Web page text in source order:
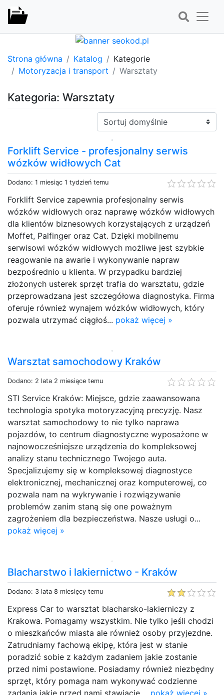
Strona główna Katalog
Kategorie
Motoryzacja i transport
Warsztaty
Kategoria: Warsztaty
Sortuj:
Forklift Service - profesjonalny serwis
wózków widłowych Cat
Dodano: 1 miesiąc 1 tydzień temu
Forklift Service zapewnia profesjonalny serwis
wózków widłowych oraz naprawę wózków widłowych
dla klientów biznesowych korzystających z urządzeń
Moffet, Palfinger oraz Cat. Dzięki mobilnemu
serwisowi wózków widłowych możliwe jest szybkie
reagowanie na awarie i wykonywanie napraw
bezpośrednio u klienta. W przypadku bardziej
złożonych usterek sprzęt trafia do warsztatu, gdzie
przeprowadzana jest szczegółowa diagnostyka. Firma
oferuje również wynajem wózków widłowych, który
pozwala utrzymać ciągłoś... pokaż więcej »
Warsztat samochodowy Kraków
Dodano: 2 lata 2 miesiące temu
STI Service Kraków: Miejsce, gdzie zaawansowana
technologia spotyka motoryzacyjną precyzję. Nasz
warsztat samochodowy to nie tylko naprawa
pojazdów, to centrum diagnostyczne wyposażone w
najnowocześniejsze urządzenia do kompleksowej
analizy stanu technicznego Twojego auta.
Specjalizujemy się w kompleksowej diagnostyce
elektronicznej, mechanicznej oraz komputerowej, co
pozwala nam na wykrywanie i rozwiązywanie
problemów zanim staną się one poważnym
zagrożeniem dla bezpieczeństwa. Nasze usługi o...
pokaż więcej »
Blacharstwo i lakiernictwo - Kraków
Dodano: 3 lata 8 miesięcy temu
Express Car to warsztat blacharsko-lakierniczy z
Krakowa. Pomagamy wszystkim. Nie tylko jeśli chodzi
o mieszkańców miasta ale również osoby przyjezdne.
Zatrudniamy fachową ekipę, która jest w stanie
poradzić sobie z każdym zadaniem jakie zostanie
przed nimi postawione. Posiadamy również niezbędny
sprzęt, który pomaga nam wykonywać codzienne
zadania jakie przed nami stawiacie.... pokaż więcej »